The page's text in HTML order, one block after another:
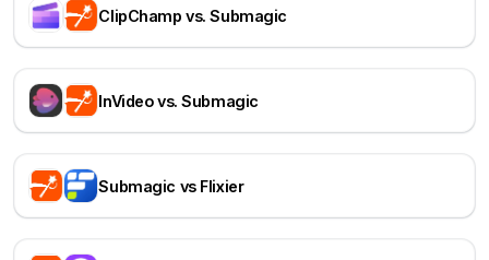
ClipChamp vs. Submagic
InVideo vs. Submagic
Submagic vs Flixier